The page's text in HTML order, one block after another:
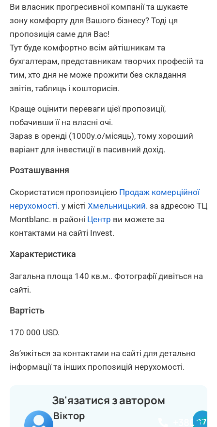
Ви власник прогресивної компанії та шукаєте
зону комфорту для Вашого бізнесу? Тоді ця
пропозиція саме для Вас!
Тут буде комфортно всім айтішникам та
бухгалтерам, представникам творчих професій та
тим, хто дня не може прожити без складання
звітів, таблиць і кошторисів.
Краще оцінити переваги цієї пропозиції,
побачивши її на власні очі.
Зараз в оренді (1000у.о/місяць), тому хороший
варіант для інвестиції в пасивний дохід.
Розташування
Скористатися пропозицією Продаж комерційної
нерухомості. у місті Хмельницький. за адресою ТЦ
Montblanc. в районі Центр ви можете за
контактами на сайті Invest.
Характеристика
Загальна площа 140 кв.м.. Фотографії дивіться на
сайті.
Вартість
170 000 USD.
Зв’яжіться за контактами на сайті для детально
інформації та інших пропозицій нерухомості.
Зв'язатися з автором
Віктор